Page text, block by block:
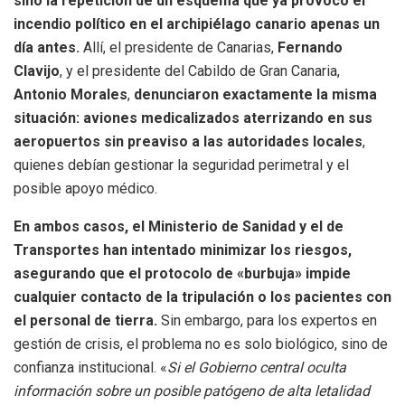
incendio político en el archipiélago canario apenas un
día antes. Allí, el presidente de Canarias, Fernando
Clavijo, y el presidente del Cabildo de Gran Canaria,
Antonio Morales, denunciaron exactamente la misma
situación: aviones medicalizados aterrizando en sus
aeropuertos sin preaviso a las autoridades locales,
quienes debían gestionar la seguridad perimetral y el
posible apoyo médico.
En ambos casos, el Ministerio de Sanidad y el de
Transportes han intentado minimizar los riesgos,
asegurando que el protocolo de «burbuja» impide
cualquier contacto de la tripulación o los pacientes con
el personal de tierra. Sin embargo, para los expertos en
gestión de crisis, el problema no es solo biológico, sino de
confianza institucional. «Si el Gobierno central oculta
información sobre un posible patógeno de alta letalidad